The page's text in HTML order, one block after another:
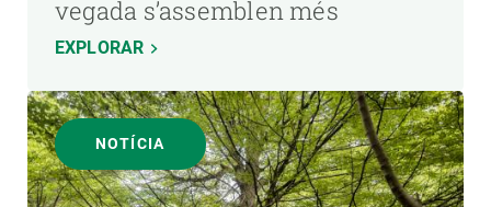
vegada s’assemblen més
EXPLORAR
NOTÍCIA